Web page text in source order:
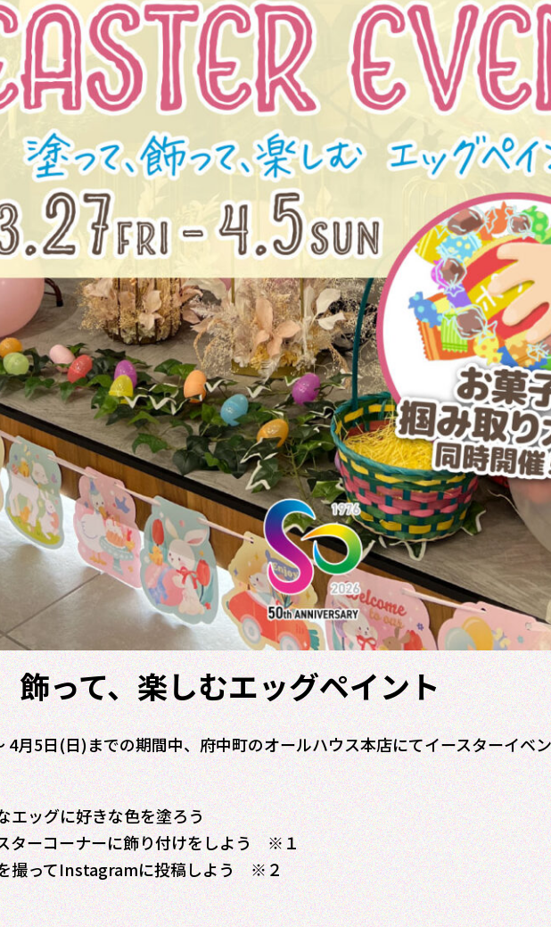
飾って、楽しむエッグペイント
4月5日(日)までの期間中、府中町のオールハウス本店にてイースターイベ
エッグに好きな色を塗ろう
ターコーナーに飾り付けをしよう ※１
撮ってInstagramに投稿しよう ※２